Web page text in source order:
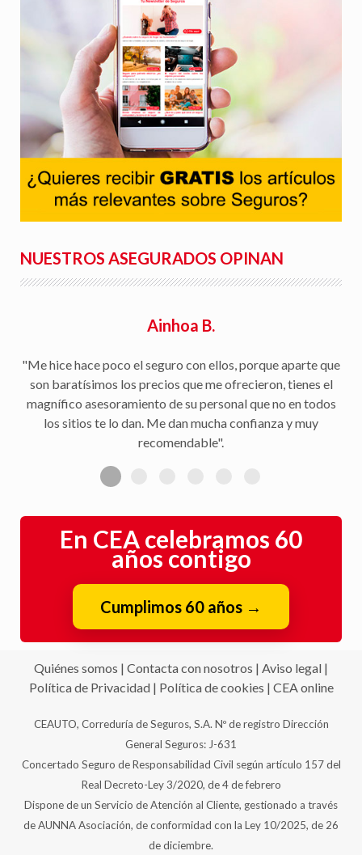
NUESTROS ASEGURADOS OPINAN
En CEA celebramos 60
años contigo
Política de Privacidad|Política de cookies|CEA online
General Seguros: J-631
Concertado Seguro de Responsabilidad Civil según artículo 157 del
Real Decreto-Ley 3/2020, de 4 de febrero
Dispone de un Servicio de Atención al Cliente, gestionado a través
de AUNNA Asociación, de conformidad con la Ley 10/2025, de 26
de diciembre.